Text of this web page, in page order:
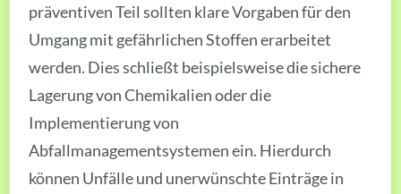
präventiven Teil sollten klare Vorgaben für den
Umgang mit gefährlichen Stoffen erarbeitet
werden. Dies schließt beispielsweise die sichere
Lagerung von Chemikalien oder die
Implementierung von
Abfallmanagementsystemen ein. Hierdurch
können Unfälle und unerwünschte Einträge in